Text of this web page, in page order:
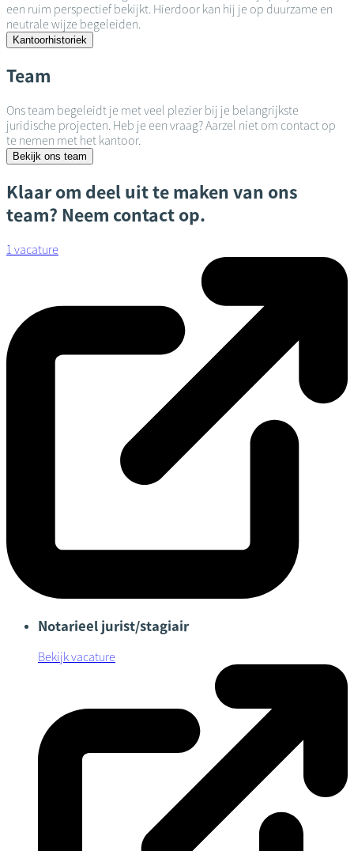
een ruim perspectief bekijkt. Hierdoor kan hij je op duurzame en
neutrale wijze begeleiden.
Kantoorhistoriek
Team
Ons team begeleidt je met veel plezier bij je belangrijkste
juridische projecten. Heb je een vraag? Aarzel niet om contact op
te nemen met het kantoor.
Bekijk ons team
Klaar om deel uit te maken van ons
team? Neem contact op.
1 vacature
Notarieel jurist/stagiair
Bekijk vacature